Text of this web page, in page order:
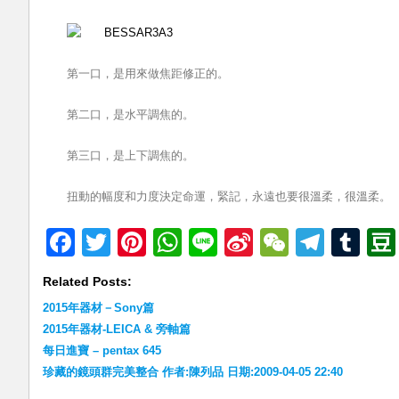
第一口，是用來做焦距修正的。
第二口，是水平調焦的。
第三口，是上下調焦的。
扭動的幅度和力度決定命運，緊記，永遠也要很溫柔，很溫柔。
Facebook
TwitterPinterest
WhatsApp
LineSinaWeChat
Related Posts:
2015年器材－Sony篇
2015年器材-LEICA & 旁軸篇
每日進寶 – pentax 645
珍藏的鏡頭群完美整合 作者:陳列品 日期:2009-04-05 22:40